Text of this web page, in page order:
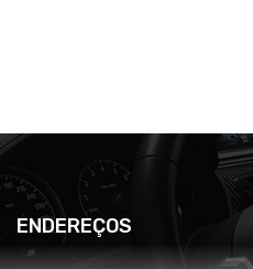
ENDEREÇOS